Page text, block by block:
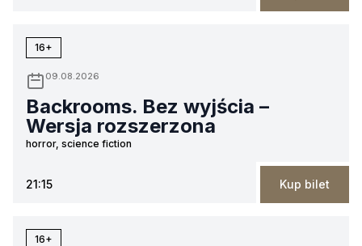
16+
09.08.2026
Backrooms. Bez wyjścia –
Wersja rozszerzona
horror, science fiction
21:15 Kup bilet
16+